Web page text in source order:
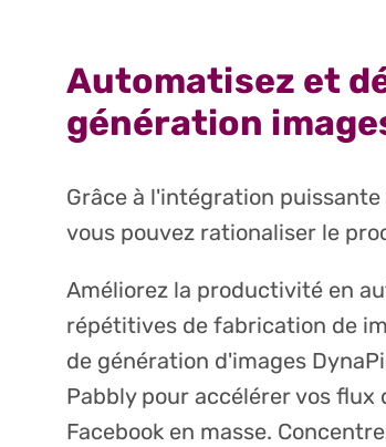
Automatisez et
génération
Grâce à l'intégration
vous pouvez rationaliser le
Améliorez la productivité en
répétitives de fabrication de
de génération d'images
Pabbly pour accélérer vos
Facebook en masse.